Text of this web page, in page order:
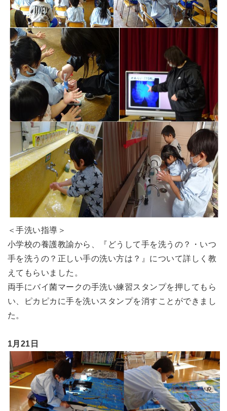
＜手洗い指導＞
小学校の養護教諭から、『どうして手を洗うの？・いつ
手を洗うの？正しい手の洗い方は？』について詳しく教
えてもらいました。
両手にバイ菌マークの手洗い練習スタンプを押してもら
い、ピカピカに手を洗いスタンプを消すことができまし
た。
1月21日